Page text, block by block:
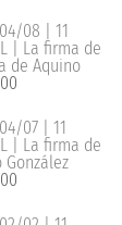
08 | 11
| La firma de
de Aquino
07 | 11
| La firma de
González